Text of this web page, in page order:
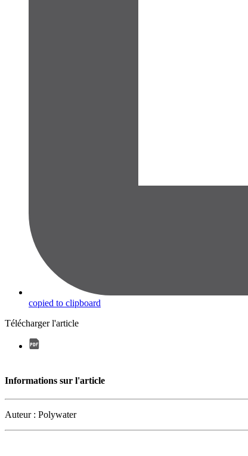
copied to clipboard
Télécharger l'article
Informations sur l'article
Auteur : Polywater